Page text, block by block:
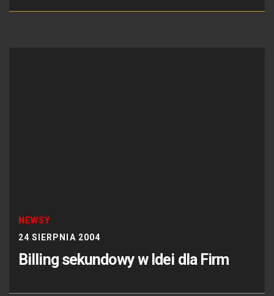
NEWSY
24 SIERPNIA 2004
Billing sekundowy w Idei dla Firm